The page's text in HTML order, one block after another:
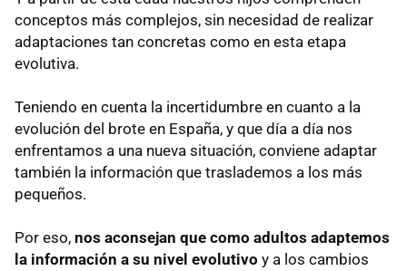
conceptos más complejos, sin necesidad de realizar
adaptaciones tan concretas como en esta etapa
evolutiva.
Teniendo en cuenta la incertidumbre en cuanto a la
evolución del brote en España, y que día a día nos
enfrentamos a una nueva situación, conviene adaptar
también la información que traslademos a los más
pequeños.
Por eso, nos aconsejan que como adultos adaptemos
la información a su nivel evolutivo y a los cambios